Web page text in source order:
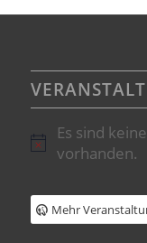
Hinweis
Es sind
vorhanden.
Mehr